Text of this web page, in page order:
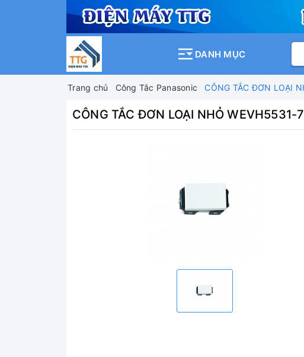
DANH MỤC
Trang chủ Công Tắc Panasonic CÔNG TẮC ĐƠN LOẠI
CÔNG TẮC ĐƠN LOẠI NHỎ WEVH5531-